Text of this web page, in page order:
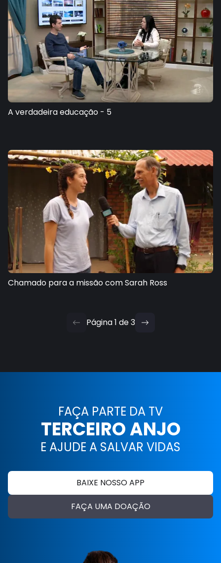
A verdadeira educação - 5
Chamado para a missão com Sarah Ross
Página1 de3
FAÇA PARTE DA TV
TERCEIRO ANJO
E AJUDE A SALVAR VIDAS
BAIXE NOSSO APP
FAÇA UMA DOAÇÃO